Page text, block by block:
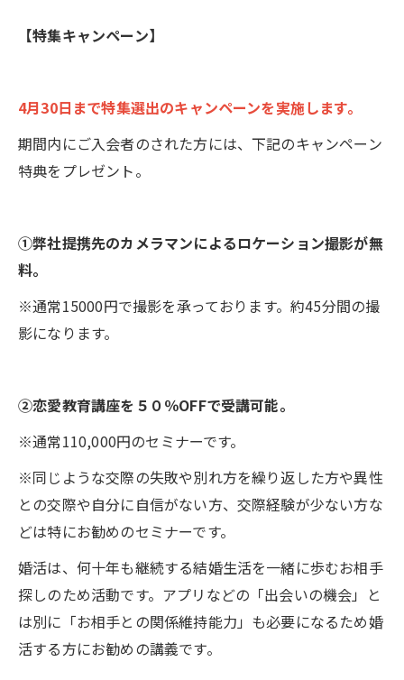
【特集キャンペーン】
4月30日まで特集選出のキャンペーンを実施します。
期間内にご入会者のされた方には、下記のキャンペーン
特典をプレゼント。
①弊社提携先のカメラマンによるロケーション撮影が無
料。
※通常15000円で撮影を承っております。約45分間の撮
影になります。
②恋愛教育講座を５０％OFFで受講可能。
※通常110,000円のセミナーです。
※同じような交際の失敗や別れ方を繰り返した方や異性
との交際や自分に自信がない方、交際経験が少ない方な
どは特にお勧めのセミナーです。
婚活は、何十年も継続する結婚生活を一緒に歩むお相手
探しのため活動です。アプリなどの「出会いの機会」と
は別に「お相手との関係維持能力」も必要になるため婚
活する方にお勧めの講義です。